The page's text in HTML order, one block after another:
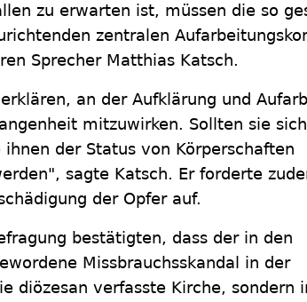
zu erwarten ist, müssen die so
zentralen
Sprecher Matthias Katsch.
an der Aufklärung und
mitzuwirken. Sollten sie
der Status von Körperschaften
sagte Katsch. Er forderte
der Opfer auf.
bestätigten, dass der in den
Missbrauchsskandal in der
diözesan verfasste Kirche, sondern